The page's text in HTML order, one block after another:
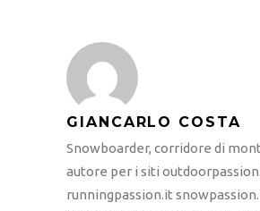
GIANCARLO COSTA
Snowboarder, corridore di
autore per i siti
runningpassion.it